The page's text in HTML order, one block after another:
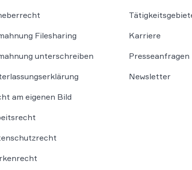
Filesharing
unterschreiben
am eigenen Bild
Karriere
Presseanfragen
Newsletter